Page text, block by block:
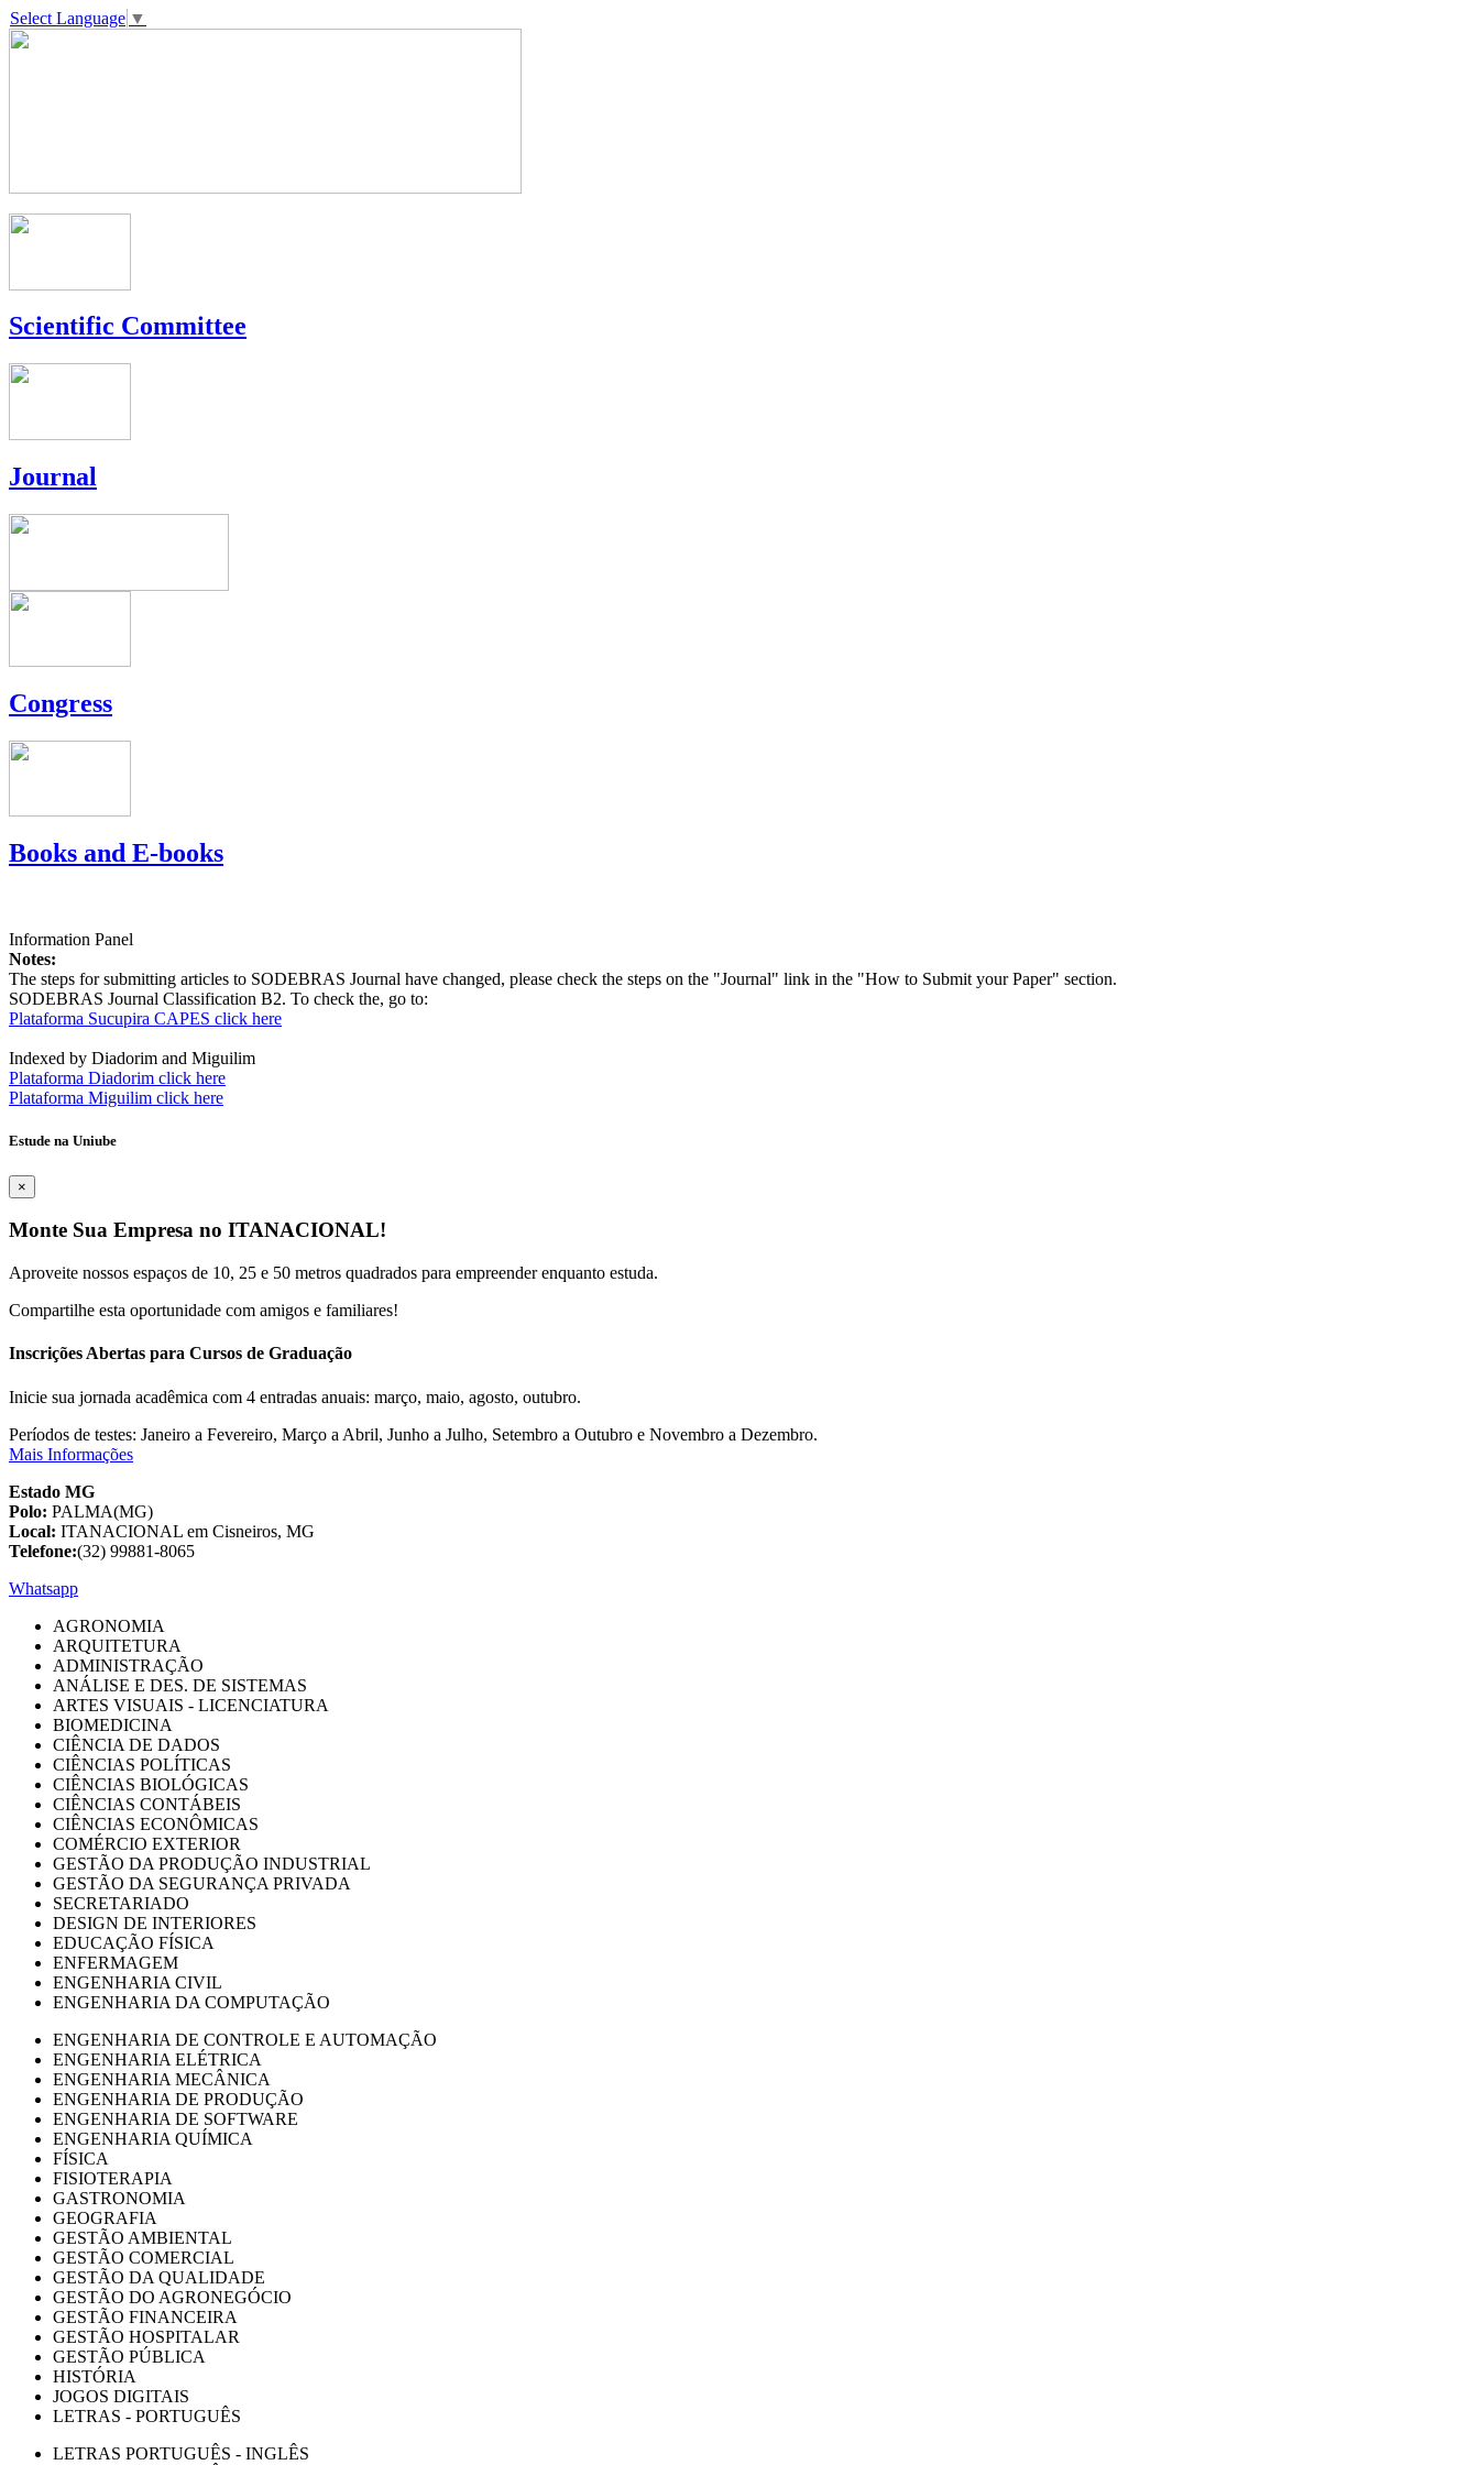
Select Language ▼
Scientific Committee
Journal
Congress
Books and E-books
Information Panel
Notes:
The steps for submitting articles to SODEBRAS Journal have changed, please check the steps on the "Journal" link in the "How to Submit your Paper" section.
SODEBRAS Journal Classification B2. To check the, go to:
Plataforma Sucupira CAPES click here
Indexed by Diadorim and Miguilim
Plataforma Diadorim click here
Plataforma Miguilim click here
Estude na Uniube
×
Monte Sua Empresa no ITANACIONAL!
Aproveite nossos espaços de 10, 25 e 50 metros quadrados para empreender enquanto estuda.
Compartilhe esta oportunidade com amigos e familiares!
Inscrições Abertas para Cursos de Graduação
Inicie sua jornada acadêmica com 4 entradas anuais: março, maio, agosto, outubro.
Períodos de testes: Janeiro a Fevereiro, Março a Abril, Junho a Julho, Setembro a Outubro e Novembro a Dezembro.
Mais Informações
Estado MG
Polo: PALMA(MG)
Local: ITANACIONAL em Cisneiros, MG
Telefone:(32) 99881-8065
Whatsapp
AGRONOMIA
ARQUITETURA
ADMINISTRAÇÃO
ANÁLISE E DES. DE SISTEMAS
ARTES VISUAIS - LICENCIATURA
BIOMEDICINA
CIÊNCIA DE DADOS
CIÊNCIAS POLÍTICAS
CIÊNCIAS BIOLÓGICAS
CIÊNCIAS CONTÁBEIS
CIÊNCIAS ECONÔMICAS
COMÉRCIO EXTERIOR
GESTÃO DA PRODUÇÃO INDUSTRIAL
GESTÃO DA SEGURANÇA PRIVADA
SECRETARIADO
DESIGN DE INTERIORES
EDUCAÇÃO FÍSICA
ENFERMAGEM
ENGENHARIA CIVIL
ENGENHARIA DA COMPUTAÇÃO
ENGENHARIA DE CONTROLE E AUTOMAÇÃO
ENGENHARIA ELÉTRICA
ENGENHARIA MECÂNICA
ENGENHARIA DE PRODUÇÃO
ENGENHARIA DE SOFTWARE
ENGENHARIA QUÍMICA
FÍSICA
FISIOTERAPIA
GASTRONOMIA
GEOGRAFIA
GESTÃO AMBIENTAL
GESTÃO COMERCIAL
GESTÃO DA QUALIDADE
GESTÃO DO AGRONEGÓCIO
GESTÃO FINANCEIRA
GESTÃO HOSPITALAR
GESTÃO PÚBLICA
HISTÓRIA
JOGOS DIGITAIS
LETRAS - PORTUGUÊS
LETRAS PORTUGUÊS - INGLÊS